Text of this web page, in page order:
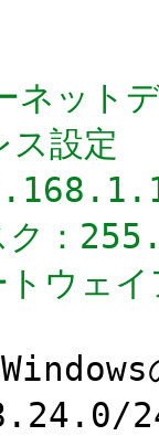
ット
設定
ク：
トウェ